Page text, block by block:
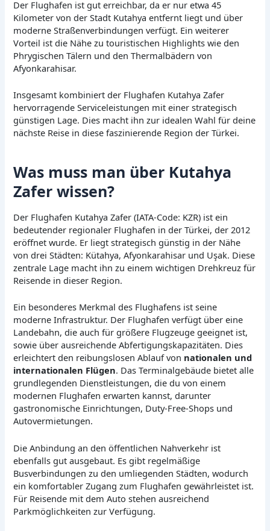
Der Flughafen ist gut erreichbar, da er nur etwa 45
Kilometer von der Stadt Kutahya entfernt liegt und über
moderne Straßenverbindungen verfügt. Ein weiterer
Vorteil ist die Nähe zu touristischen Highlights wie den
Phrygischen Tälern und den Thermalbädern von
Afyonkarahisar.
Insgesamt kombiniert der Flughafen Kutahya Zafer
hervorragende Serviceleistungen mit einer strategisch
günstigen Lage. Dies macht ihn zur idealen Wahl für deine
nächste Reise in diese faszinierende Region der Türkei.
Was muss man über Kutahya
Zafer wissen?
Der Flughafen Kutahya Zafer (IATA-Code: KZR) ist ein
bedeutender regionaler Flughafen in der Türkei, der 2012
eröffnet wurde. Er liegt strategisch günstig in der Nähe
von drei Städten: Kütahya, Afyonkarahisar und Uşak. Diese
zentrale Lage macht ihn zu einem wichtigen Drehkreuz für
Reisende in dieser Region.
Ein besonderes Merkmal des Flughafens ist seine
moderne Infrastruktur. Der Flughafen verfügt über eine
Landebahn, die auch für größere Flugzeuge geeignet ist,
sowie über ausreichende Abfertigungskapazitäten. Dies
erleichtert den reibungslosen Ablauf von nationalen und
internationalen Flügen. Das Terminalgebäude bietet alle
grundlegenden Dienstleistungen, die du von einem
modernen Flughafen erwarten kannst, darunter
gastronomische Einrichtungen, Duty-Free-Shops und
Autovermietungen.
Die Anbindung an den öffentlichen Nahverkehr ist
ebenfalls gut ausgebaut. Es gibt regelmäßige
Busverbindungen zu den umliegenden Städten, wodurch
ein komfortabler Zugang zum Flughafen gewährleistet ist.
Für Reisende mit dem Auto stehen ausreichend
Parkmöglichkeiten zur Verfügung.